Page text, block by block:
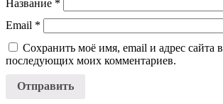
Название *
Email *
Сохранить моё имя, email и адрес сайта
последующих моих комментариев.